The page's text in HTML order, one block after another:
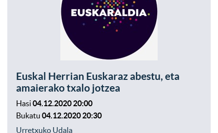
Euskal Herrian Euskaraz abestu, eta
amaierako txalo jotzea
Hasi 04.12.2020 20:00
Bukatu 04.12.2020 20:30
Urretxuko Udala